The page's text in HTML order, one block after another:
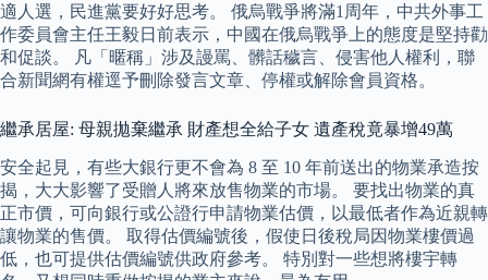
適人選，民進黨要好好思考。 俄烏戰爭將滿1周年，中共外事工
作委員會主任王毅日前表示，中國在俄烏戰爭上的態度是堅持勸
和促談。 凡「暱稱」涉及謾罵、髒話穢言、侵害他人權利，聯
合新聞網有權逕予刪除發言文章、停權或解除會員資格。
繼承居屋: 母親拋棄繼承 財產想全給子女 遺產稅竟暴增49萬
安全起見，有些大銀行更不會為 8 至 10 年前送出的物業承造按
揭，大大影響了受贈人將來放售物業的市場。 要找出物業的真
正市價，可向銀行或公證行申請物業估價，以最低者作為近親轉
讓物業的售價。 取得估價編號後，假使日後稅局因物業樓價過
低，也可提供估價編號供政府參考。 特別對一些想將樓宇轉